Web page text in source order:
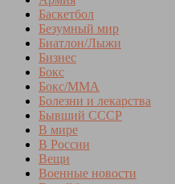
Баскетбол
Безумный мир
Биатлон/Лыжи
Бизнес
Бокс
Бокс/MMA
Болезни и лекарства
Бывший СССР
В мире
В России
Вещи
Военные новости